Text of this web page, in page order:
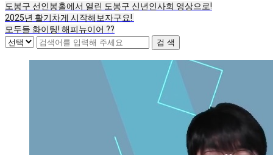
도봉구 선인봉홀에서 열린 도봉구 신년인사회 영상으로!
2025년 활기차게 시작해보자구요!
모두들 화이팅! 해피뉴이어 ??